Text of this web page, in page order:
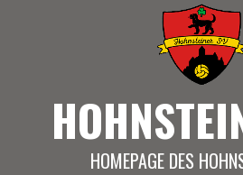
HOMEPAGE DES